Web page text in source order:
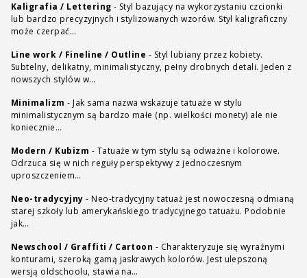
Kaligrafia / Lettering - Styl bazujący na wykorzystaniu czcionki
lub bardzo precyzyjnych i stylizowanych wzorów. Styl kaligraficzny
może czerpać…
Line work / Fineline / Outline - Styl lubiany przez kobiety.
Subtelny, delikatny, minimalistyczny, pełny drobnych detali. Jeden z
nowszych stylów w…
Minimalizm - Jak sama nazwa wskazuje tatuaże w stylu
minimalistycznym są bardzo małe (np. wielkości monety) ale nie
koniecznie…
Modern / Kubizm - Tatuaże w tym stylu są odważne i kolorowe.
Odrzuca się w nich reguły perspektywy z jednoczesnym
uproszczeniem…
Neo-tradycyjny - Neo-tradycyjny tatuaż jest nowoczesną odmianą
starej szkoły lub amerykańskiego tradycyjnego tatuażu. Podobnie
jak…
Newschool / Graffiti / Cartoon - Charakteryzuje się wyraźnymi
konturami, szeroką gamą jaskrawych kolorów. Jest ulepszoną
wersją oldschoolu, stawia na…